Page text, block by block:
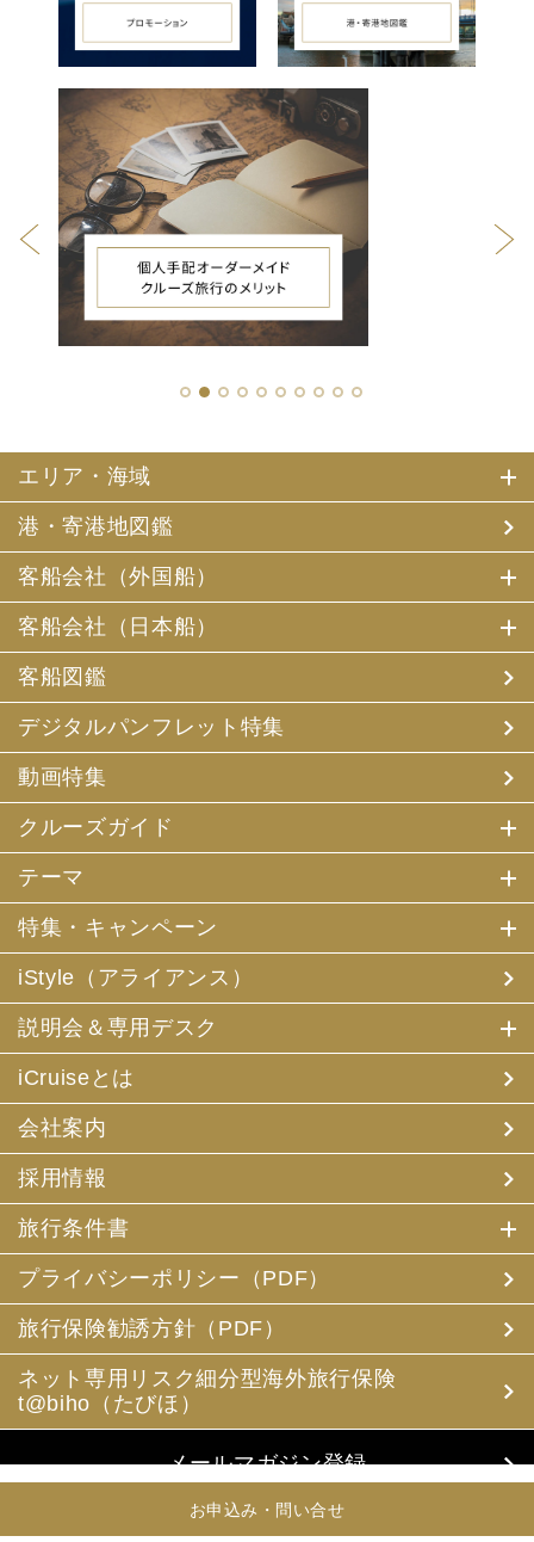
1 2 3 4 5 6 7 8 9 10
エリア・海域
港・寄港地図鑑
客船会社（外国船）
客船会社（日本船）
客船図鑑
デジタルパンフレット特集
動画特集
クルーズガイド
テーマ
特集・キャンペーン
iStyle（アライアンス）
説明会＆専用デスク
iCruiseとは
会社案内
採用情報
旅行条件書
プライバシーポリシー（PDF）
旅行保険勧誘方針（PDF）
ネット専用リスク細分型海外旅行保険
t@biho（たびほ）
メールマガジン登録
お申込み・問合せ
お申込み・問い合せ